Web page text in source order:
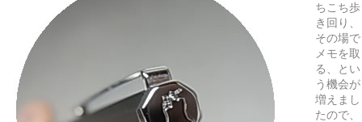
ちこち歩
き回り、
その場で
メモを取
る、とい
う機会が
増えまし
たので、